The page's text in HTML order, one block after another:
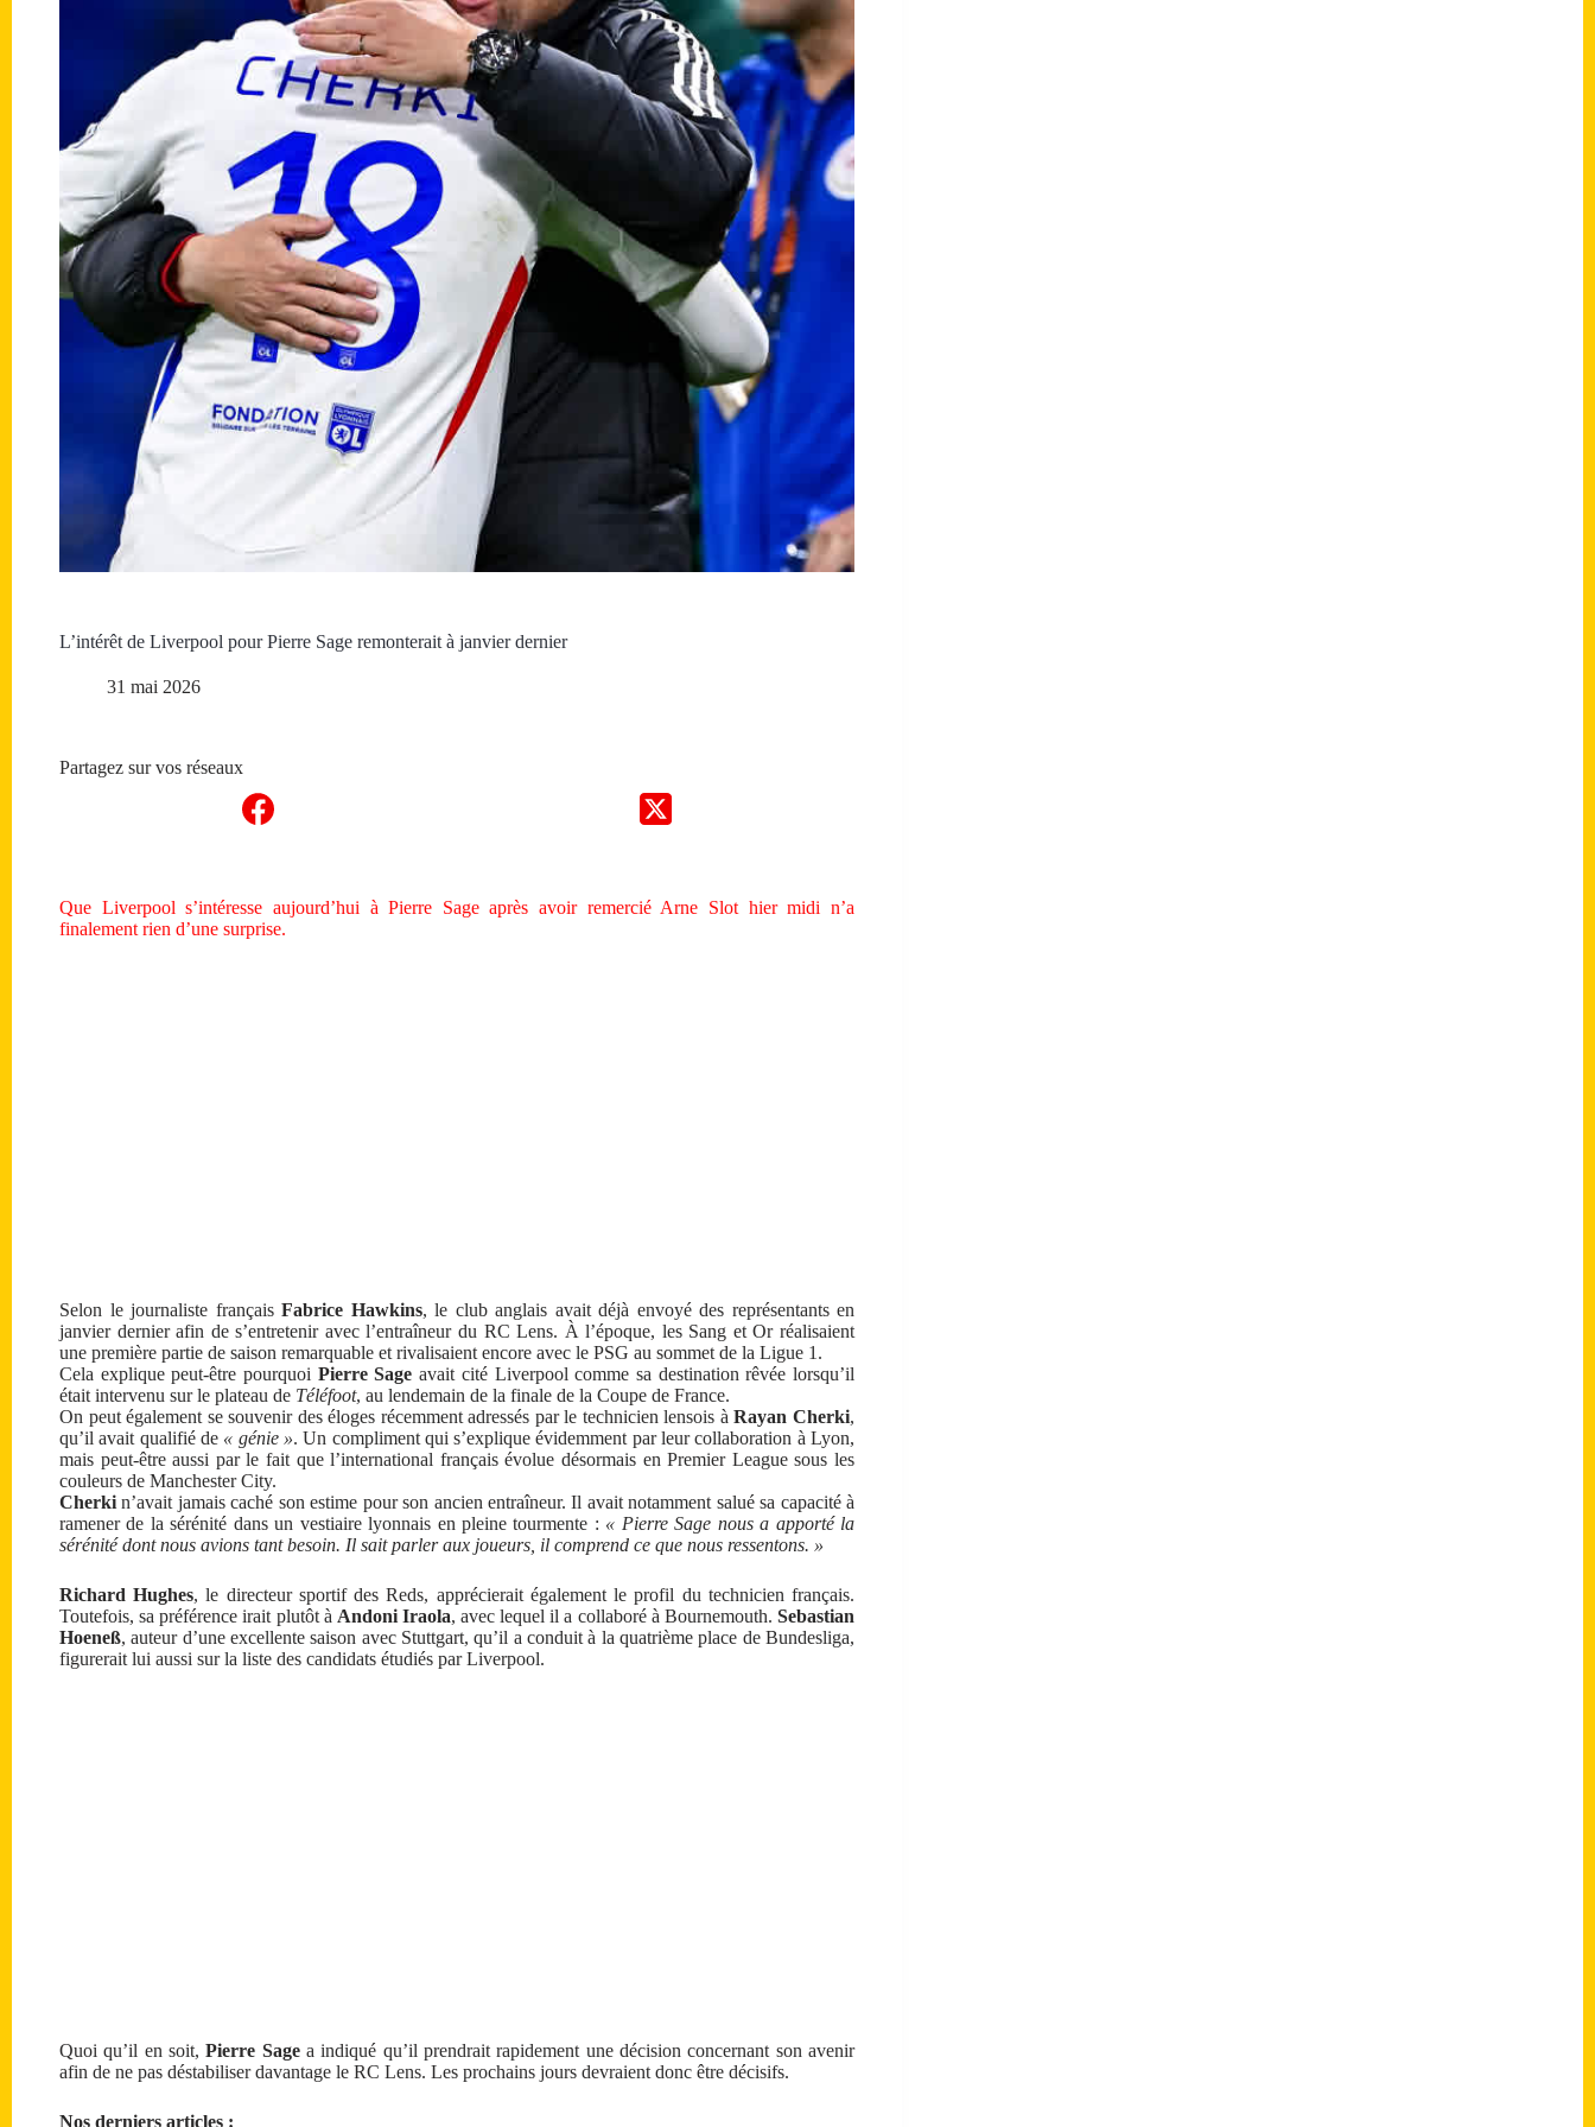
L’intérêt de Liverpool pour Pierre Sage remonterait à janvier dernier
31 mai 2026
Partagez sur vos réseaux
Que Liverpool s’intéresse aujourd’hui à Pierre Sage après avoir remercié Arne Slot hier midi n’a
finalement rien d’une surprise.
Selon le journaliste français Fabrice Hawkins, le club anglais avait déjà envoyé des représentants en
janvier dernier afin de s’entretenir avec l’entraîneur du RC Lens. À l’époque, les Sang et Or réalisaient
une première partie de saison remarquable et rivalisaient encore avec le PSG au sommet de la Ligue 1.
Cela explique peut-être pourquoi Pierre Sage avait cité Liverpool comme sa destination rêvée lorsqu’il
était intervenu sur le plateau de Téléfoot, au lendemain de la finale de la Coupe de France.
On peut également se souvenir des éloges récemment adressés par le technicien lensois àRayan Cherki,
qu’il avait qualifié de « génie ». Un compliment qui s’explique évidemment par leur collaboration à Lyon,
mais peut-être aussi par le fait que l’international français évolue désormais en Premier League sous les
couleurs de Manchester City.
Cherki n’avait jamais caché son estime pour son ancien entraîneur. Il avait notamment salué sa capacité à
ramener de la sérénité dans un vestiaire lyonnais en pleine tourmente : « Pierre Sage nous a apporté la
sérénité dont nous avions tant besoin. Il sait parler aux joueurs, il comprend ce que nous ressentons. »
Richard Hughes, le directeur sportif des Reds, apprécierait également le profil du technicien français.
Toutefois, sa préférence irait plutôt à Andoni Iraola, avec lequel il a collaboré à Bournemouth.Sebastian
Hoeneß, auteur d’une excellente saison avec Stuttgart, qu’il a conduit à la quatrième place de Bundesliga,
figurerait lui aussi sur la liste des candidats étudiés par Liverpool.
Quoi qu’il en soit,Pierre Sagea indiqué qu’il prendrait rapidement une décision concernant son avenir
afin de ne pas déstabiliser davantage le RC Lens. Les prochains jours devraient donc être décisifs.
Nos derniers articles :